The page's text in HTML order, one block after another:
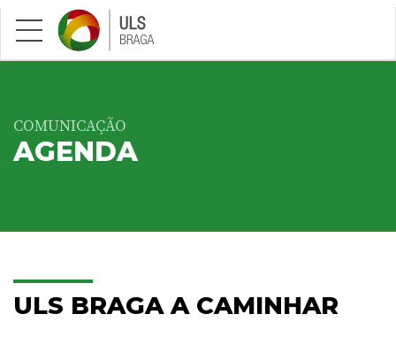
Saltar para conteúdo principal
COMUNICAÇÃO
AGENDA
ULS BRAGA A CAMINHAR